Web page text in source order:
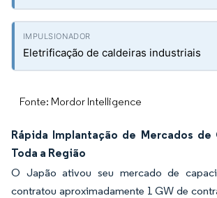
Eletrificação de caldeiras industriais
Fonte: Mordor Intelligence
Rápida Implantação de Mercados de
Toda a Região
O Japão ativou seu mercado de
contratou aproximadamente 1 GW de